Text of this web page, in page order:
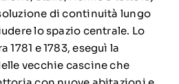
di continuità lungo
lo spazio centrale. Lo
e 1783, eseguì la
vecchie cascine che